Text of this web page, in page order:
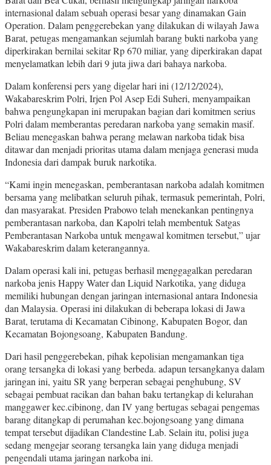
internasional dalam sebuah operasi besar yang dinamakan Gain
Operation. Dalam penggerebekan yang dilakukan di wilayah Jawa
Barat, petugas mengamankan sejumlah barang bukti narkoba yang
diperkirakan bernilai sekitar Rp 670 miliar, yang diperkirakan dapat
menyelamatkan lebih dari 9 juta jiwa dari bahaya narkoba.
Dalam konferensi pers yang digelar hari ini (12/12/2024),
Wakabareskrim Polri, Irjen Pol Asep Edi Suheri, menyampaikan
bahwa pengungkapan ini merupakan bagian dari komitmen serius
Polri dalam memberantas peredaran narkoba yang semakin masif.
Beliau menegaskan bahwa perang melawan narkoba tidak bisa
ditawar dan menjadi prioritas utama dalam menjaga generasi muda
Indonesia dari dampak buruk narkotika.
“Kami ingin menegaskan, pemberantasan narkoba adalah komitmen
bersama yang melibatkan seluruh pihak, termasuk pemerintah, Polri,
dan masyarakat. Presiden Prabowo telah menekankan pentingnya
pemberantasan narkoba, dan Kapolri telah membentuk Satgas
Pemberantasan Narkoba untuk mengawal komitmen tersebut,” ujar
Wakabareskrim dalam keterangannya.
Dalam operasi kali ini, petugas berhasil menggagalkan peredaran
narkoba jenis Happy Water dan Liquid Narkotika, yang diduga
memiliki hubungan dengan jaringan internasional antara Indonesia
dan Malaysia. Operasi ini dilakukan di beberapa lokasi di Jawa
Barat, terutama di Kecamatan Cibinong, Kabupaten Bogor, dan
Kecamatan Bojongsoang, Kabupaten Bandung.
Dari hasil penggerebekan, pihak kepolisian mengamankan tiga
orang tersangka di lokasi yang berbeda. adapun tersangkanya dalam
jaringan ini, yaitu SR yang berperan sebagai penghubung, SV
sebagai pembuat racikan dan bahan baku tertangkap di kelurahan
manggawer kec.cibinong, dan IV yang bertugas sebagai pengemas
barang ditangkap di perumahan kec.bojongsoang yang dimana
tempat tersebut dijadikan Clandestine Lab. Selain itu, polisi juga
sedang mengejar seorang tersangka lain yang diduga menjadi
pengendali utama jaringan narkoba ini.